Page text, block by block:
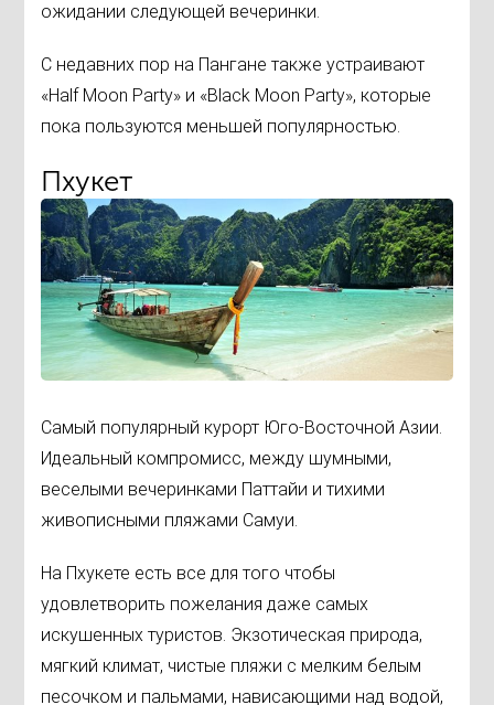
ожидании следующей вечеринки.
С недавних пор на Пангане также устраивают
«Half Moon Party» и «Black Moon Party», которые
пока пользуются меньшей популярностью.
Пхукет
Самый популярный курорт Юго-Восточной Азии.
Идеальный компромисс, между шумными,
веселыми вечеринками Паттайи и тихими
живописными пляжами Самуи.
На Пхукете есть все для того чтобы
удовлетворить пожелания даже самых
искушенных туристов. Экзотическая природа,
мягкий климат, чистые пляжи с мелким белым
песочком и пальмами, нависающими над водой,